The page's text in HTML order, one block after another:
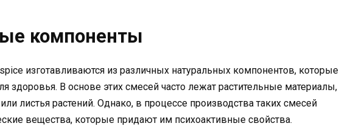
компоненты
изготавливаются из различных натуральных компонентов, которые
здоровья. В основе этих смесей часто лежат растительные материалы,
листья растений. Однако, в процессе производства таких смесей
вещества, которые придают им психоактивные свойства.